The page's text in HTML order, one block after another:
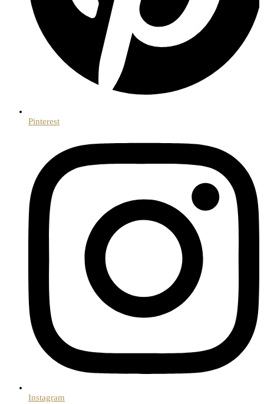
Pinterest
Instagram